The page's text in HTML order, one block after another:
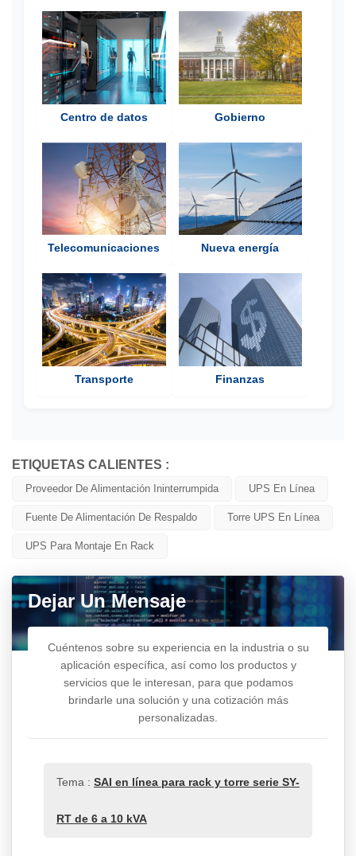
Centro de datos Gobierno
Telecomunicaciones Nueva energía
Transporte Finanzas
ETIQUETAS CALIENTES :
Proveedor De Alimentación Ininterrumpida UPS En Línea
Fuente De Alimentación De Respaldo Torre UPS En Línea
UPS Para Montaje En Rack
Dejar Un Mensaje
Cuéntenos sobre su experiencia en la industria o su
aplicación específica, así como los productos y
servicios que le interesan, para que podamos
brindarle una solución y una cotización más
personalizadas.
Tema : SAI en línea para rack y torre serie SY-
RT de 6 a 10 kVA